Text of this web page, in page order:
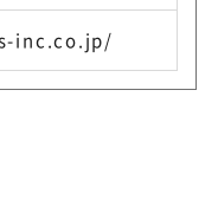
inc.co.jp/